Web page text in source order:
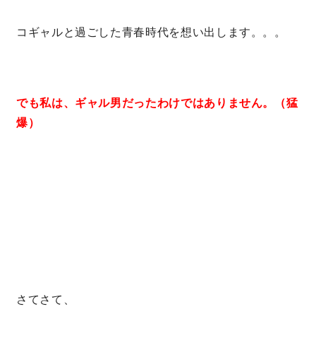
コギャルと過ごした青春時代を想い出します。。。
でも私は、ギャル男だったわけではありません。（猛
爆）
さてさて、